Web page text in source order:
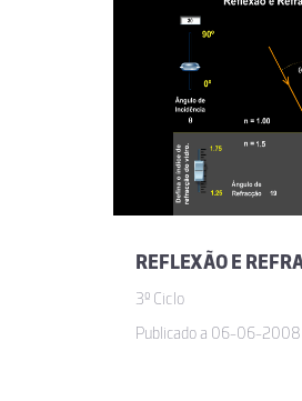
REFLEXÃO E
3º Ciclo
Publicado a 06-06-2008